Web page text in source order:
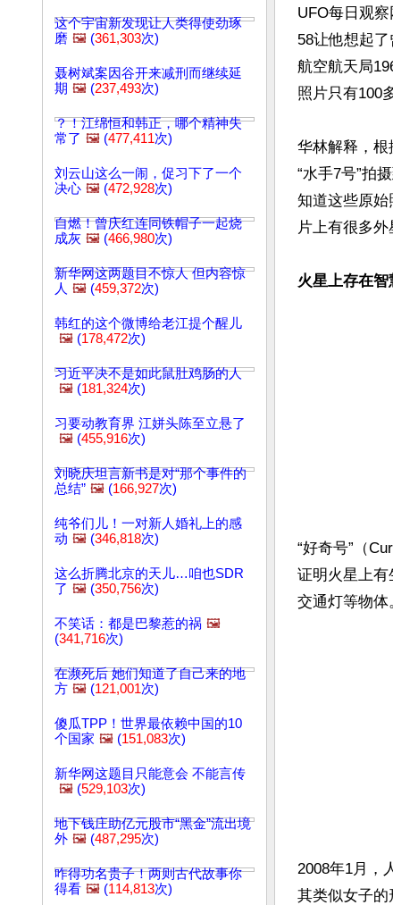
这个宇宙新发现让人类得使劲琢
磨 🖼️ (361,303次)
聂树斌案因谷开来减刑而继续延
期 🖼️ (237,493次)
？！江绵恒和韩正，哪个精神失
常了 🖼️ (477,411次)
刘云山这么一闹，促习下了一个
决心 🖼️ (472,928次)
自燃！曾庆红连同铁帽子一起烧
成灰 🖼️ (466,980次)
新华网这两题目不惊人 但内容惊
人 🖼️ (459,372次)
韩红的这个微博给老江提个醒儿
🖼️ (178,472次)
习近平决不是如此鼠肚鸡肠的人
🖼️ (181,324次)
习要动教育界 江姘头陈至立悬了
🖼️ (455,916次)
刘晓庆坦言新书是对“那个事件的
总结” 🖼️ (166,927次)
纯爷们儿！一对新人婚礼上的感
动 🖼️ (346,818次)
这么折腾北京的天儿…咱也SDR
了 🖼️ (350,756次)
不笑话：都是巴黎惹的祸 🖼️
(341,716次)
在濒死后 她们知道了自己来的地
方 🖼️ (121,001次)
傻瓜TPP！世界最依赖中国的10
个国家 🖼️ (151,083次)
新华网这题目只能意会 不能言传
🖼️ (529,103次)
地下钱庄助亿元股市“黑金”流出境
外 🖼️ (487,295次)
咋得功名贵子！两则古代故事你
得看 🖼️ (114,813次)
UFO每日观
58让他想起
航空航天局
照片只有100
华林解释，
“水手7号”拍
知道这些原始
片上有很多
火星上存在智
“好奇号”（
证明火星上有
2008年1月，
其类似女子的